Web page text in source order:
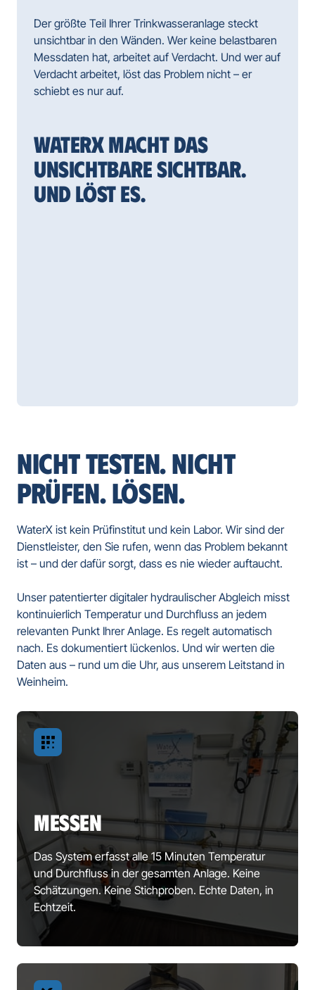
Der größte Teil Ihrer Trinkwasseranlage steckt
unsichtbar in den Wänden. Wer keine belastbaren
Messdaten hat, arbeitet auf Verdacht. Und wer auf
Verdacht arbeitet, löst das Problem nicht – er
schiebt es nur auf.
WATERX MACHT DAS
UNSICHTBARE SICHTBAR.
UND LÖST ES.
NICHT TESTEN. NICHT
PRÜFEN. LÖSEN.
WaterX ist kein Prüfinstitut und kein Labor. Wir sind der
Dienstleister, den Sie rufen, wenn das Problem bekannt
ist – und der dafür sorgt, dass es nie wieder auftaucht.
Unser patentierter digitaler hydraulischer Abgleich misst
kontinuierlich Temperatur und Durchfluss an jedem
relevanten Punkt Ihrer Anlage. Es regelt automatisch
nach. Es dokumentiert lückenlos. Und wir werten die
Daten aus – rund um die Uhr, aus unserem Leitstand in
Weinheim.
MESSEN
Das System erfasst alle 15 Minuten Temperatur
und Durchfluss in der gesamten Anlage. Keine
Schätzungen. Keine Stichproben. Echte Daten, in
Echtzeit.